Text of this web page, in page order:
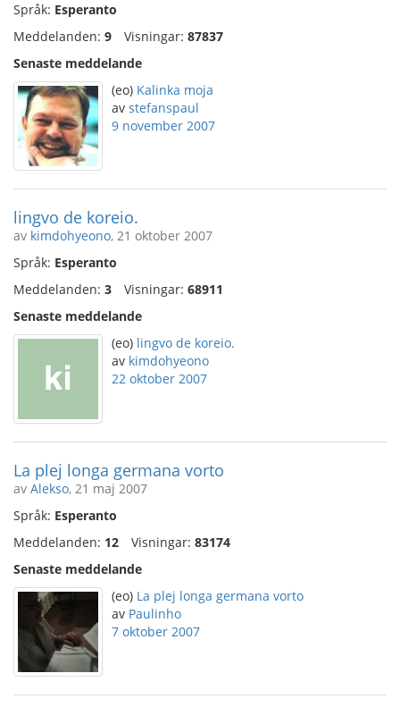
Språk: Esperanto
Meddelanden: 9 Visningar: 87837
Senaste meddelande
(eo) Kalinka moja
av stefanspaul
9 november 2007
lingvo de koreio.
av kimdohyeono, 21 oktober 2007
Språk: Esperanto
Meddelanden: 3 Visningar: 68911
Senaste meddelande
(eo) lingvo de koreio.
av kimdohyeono
22 oktober 2007
La plej longa germana vorto
av Alekso, 21 maj 2007
Språk: Esperanto
Meddelanden: 12 Visningar: 83174
Senaste meddelande
(eo) La plej longa germana vorto
av Paulinho
7 oktober 2007